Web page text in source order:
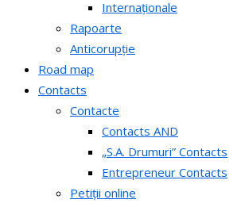
Internaționale
Rapoarte
Anticorupție
Road map
Contacts
Contacte
Contacts AND
„S.A. Drumuri” Contacts
Entrepreneur Contacts
Petiții online